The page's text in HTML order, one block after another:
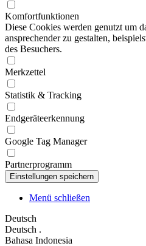
Komfortfunktionen
Diese Cookies werden genutzt um
ansprechender zu gestalten,
des Besuchers.
Merkzettel
Statistik & Tracking
Endgeräteerkennung
Google Tag Manager
Partnerprogramm
Menü schließen
Deutsch
Deutsch .
Bahasa Indonesia